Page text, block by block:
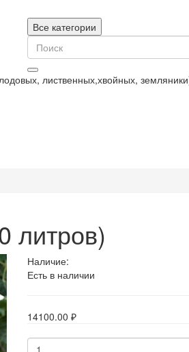
Все категории
лиственных,хвойных,
литров)
Наличие:
Есть в наличии
14100.00 ₽